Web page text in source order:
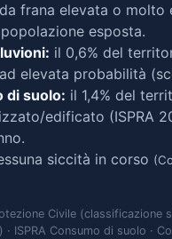
frana elevata o molto
esposta.
il 0,6% del
elevata probabilità
di suolo: il 1,4% del
edificato (ISPRA
siccità in corso
Civile (classificazione
ISPRA Consumo di suolo ·